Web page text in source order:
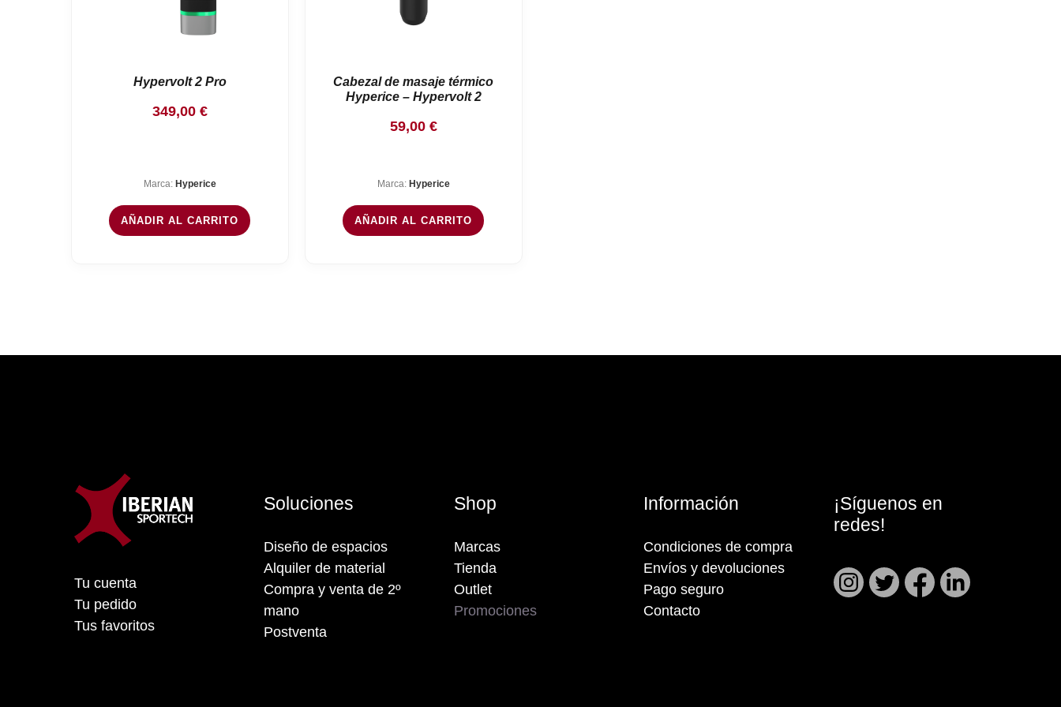
Hypervolt 2 Pro
349,00 €
Marca: Hyperice
AÑADIR AL CARRITO
Cabezal de masaje térmico
Hyperice – Hypervolt 2
59,00 €
Marca: Hyperice
AÑADIR AL CARRITO
Tu cuenta
Tu pedido
Tus favoritos
Soluciones
Diseño de espacios
Alquiler de material
Compra y venta de 2º
mano
Postventa
Shop
Marcas
Tienda
Outlet
Promociones
Información
Condiciones de compra
Envíos y devoluciones
Pago seguro
Contacto
¡Síguenos en
redes!